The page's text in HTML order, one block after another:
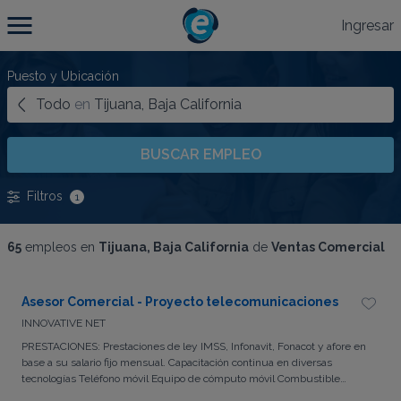
Ingresar
Puesto y Ubicación
Todo en Tijuana, Baja California
BUSCAR EMPLEO
Filtros 1
65 empleos en Tijuana, Baja California de Ventas Comercial
Asesor Comercial - Proyecto telecomunicaciones
INNOVATIVE NET
PRESTACIONES: Prestaciones de ley IMSS, Infonavit, Fonacot y afore en
base a su salario fijo mensual. Capacitación continua en diversas
tecnologías Teléfono móvil Equipo de cómputo móvil Combustible